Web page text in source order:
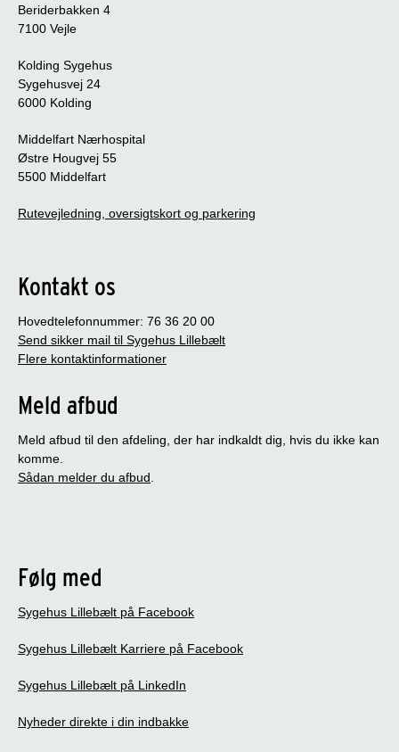
Beriderbakken 4
7100 Vejle
Kolding Sygehus
Sygehusvej 24
6000 Kolding
Middelfart Nærhospital
Østre Hougvej 55
5500 Middelfart
Rutevejledning, oversigtskort og parkering
Kontakt os
Hovedtelefonnummer: 76 36 20 00
Send sikker mail til Sygehus Lillebælt
Flere kontaktinformationer
Meld afbud
Meld afbud til den afdeling, der har indkaldt dig, hvis du ikke kan
komme.
Sådan melder du afbud.
Følg med
Sygehus Lillebælt på Facebook
Sygehus Lillebælt Karriere på Facebook
Sygehus Lillebælt på LinkedIn
Nyheder direkte i din indbakke